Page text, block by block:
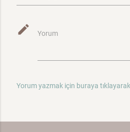
mode_edit Yorum
Yorum yazmak için buraya